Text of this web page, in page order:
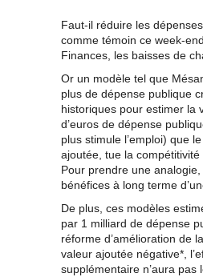
Faut-il réduire les
comme témoin ce week-
Finances, les baisses de
Or un modèle tel que
plus de dépense publique
historiques pour estimer la
d’euros de dépense
plus stimule l’emploi) que
ajoutée, tue la compétitivité
Pour prendre une
bénéfices à long terme
De plus, ces modèles
par 1 milliard de dépense
réforme d’amélioration de
valeur ajoutée négative*,
supplémentaire n’aura pas